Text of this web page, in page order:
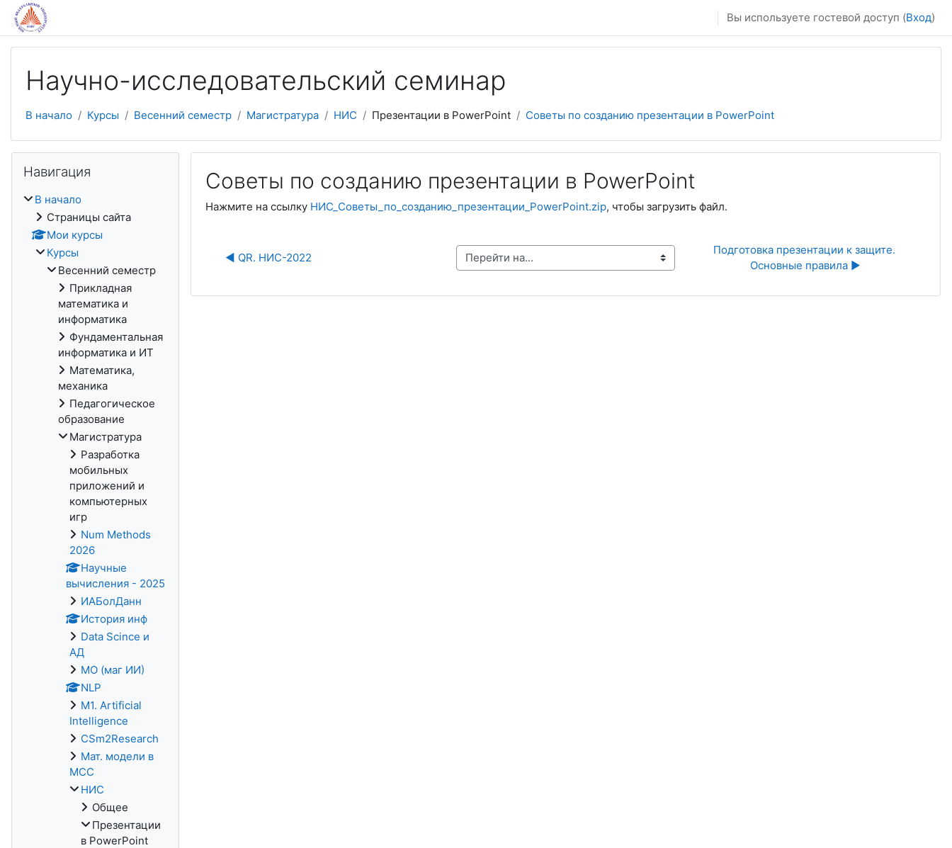
Перейти к основному содержанию
Вы используете гостевой доступ (Вход)
Научно-исследовательский семинар
В начало Курсы Весенний семестр Магистратура НИС Презентации в PowerPoint Советы по созданию презентации в PowerPoint
Советы по созданию презентации в PowerPoint
Нажмите на ссылку НИC_Советы_по_созданию_презентации_PowerPoint.zip, чтобы загрузить файл.
◀︎ QR. НИС-2022 Перейти на...
Подготовка презентации к защите.
Основные правила ▶︎
Навигация
В начало
Страницы сайта
Мои курсы
Курсы
Весенний семестр
Прикладная
математика и
информатика
Фундаментальная
информатика и ИТ
Математика,
механика
Педагогическое
образование
Магистратура
Разработка
мобильных
приложений и
компьютерных
игр
Num Methods
2026
Научные
вычисления - 2025
ИАБолДанн
История инф
Data Scince и
АД
МО (маг ИИ)
NLP
M1. Artificial
Intelligence
CSm2Research
Мат. модели в
МСС
НИС
Общее
Презентации
в PowerPoint